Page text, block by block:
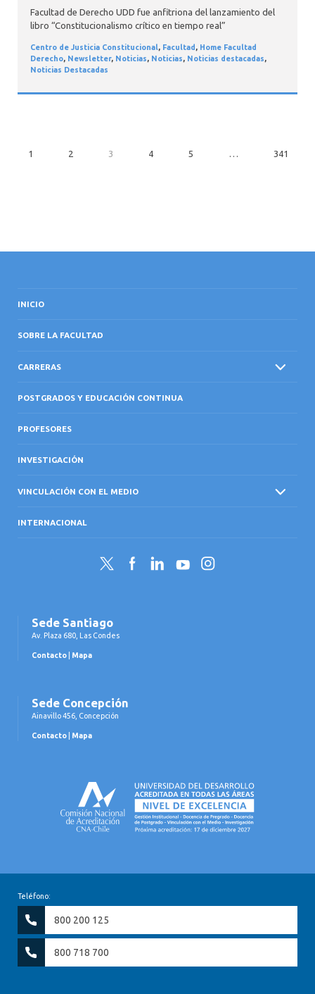
Facultad de Derecho UDD fue anfitriona del lanzamiento del
libro “Constitucionalismo crítico en tiempo real”
Centro de Justicia Constitucional, Facultad, Home Facultad
Derecho, Newsletter, Noticias, Noticias, Noticias destacadas,
Noticias Destacadas
1 2 3 4 5 … 341
INICIO
SOBRE LA FACULTAD
CARRERAS
POSTGRADOS Y EDUCACIÓN CONTINUA
PROFESORES
INVESTIGACIÓN
VINCULACIÓN CON EL MEDIO
INTERNACIONAL
Twitter FacebookLinkedInYouTubeInstagram
Sede Santiago
Av. Plaza 680, Las Condes
Contacto Mapa
Sede Concepción
Ainavillo 456, Concepción
Contacto Mapa
Teléfono:
800 200 125
800 718 700